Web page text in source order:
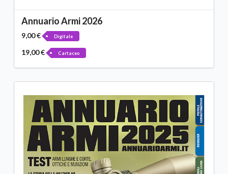
Annuario Armi 2026
9,00 € Digitale
19,00 € Cartaceo